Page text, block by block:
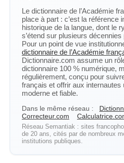
Le dictionnaire de l’Académie
place à part : c’est la référence
historique de la langue, dont le
s’étend sur plusieurs
Pour un point de vue
dictionnaire de l’Académie
Dictionnaire.com assume un
dictionnaire 100 % numérique,
régulièrement, conçu pour
français et offrir aux internautes
moderne et fiable.
Dans le même réseau :
Correcteur.com
Réseau Semantiak : sites
de 20 ans, cités par de nombreux
institutions publiques.